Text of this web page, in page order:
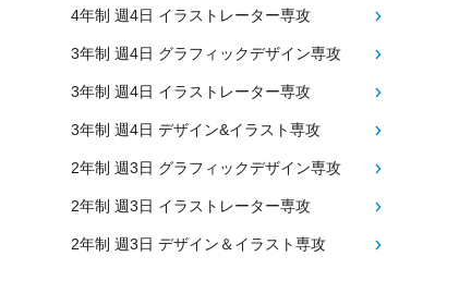
4年制 週4日 イラストレーター専攻
3年制 週4日 グラフィックデザイン専攻
3年制 週4日 イラストレーター専攻
3年制 週4日 デザイン&イラスト専攻
2年制 週3日 グラフィックデザイン専攻
2年制 週3日 イラストレーター専攻
2年制 週3日 デザイン＆イラスト専攻